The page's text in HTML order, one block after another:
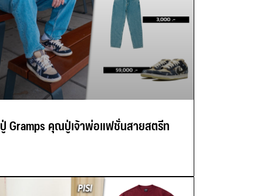
ปู่ Gramps คุณปู่เจ้าพ่อแฟชั่นสายสตรีท